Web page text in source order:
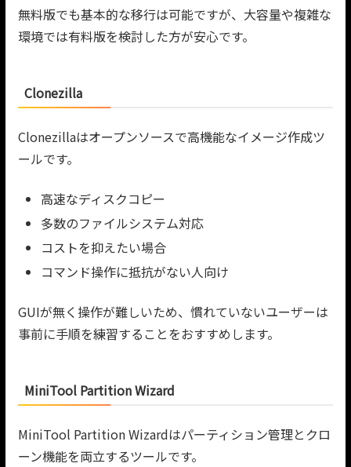
無料版でも基本的な移行は可能ですが、大容量や複雑な
環境では有料版を検討した方が安心です。
Clonezilla
Clonezillaはオープンソースで高機能なイメージ作成ツ
ールです。
高速なディスクコピー
多数のファイルシステム対応
コストを抑えたい場合
コマンド操作に抵抗がない人向け
GUIが無く操作が難しいため、慣れていないユーザーは
事前に手順を練習することをおすすめします。
MiniTool Partition Wizard
MiniTool Partition Wizardはパーティション管理とクロ
ーン機能を両立するツールです。